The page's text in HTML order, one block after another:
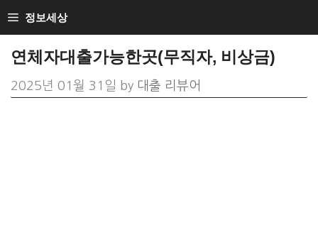
Skip
to
content
정보세상
연체자대출가능한곳(무직자, 비상금)
2025년 01월 31일 by 대출 리뷰어